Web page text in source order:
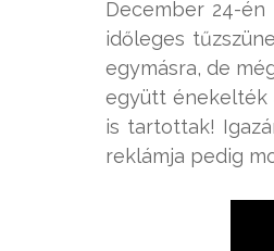
December 24-
időleges
egymásra, de
együtt énekelték
is tartottak!
reklámja pedig